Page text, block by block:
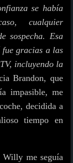
se había
cualquier
sospecha. Esa
gracias a las
incluyendo la
Brandon, que
impasible, me
decidida a
tiempo en
Willy me seguía